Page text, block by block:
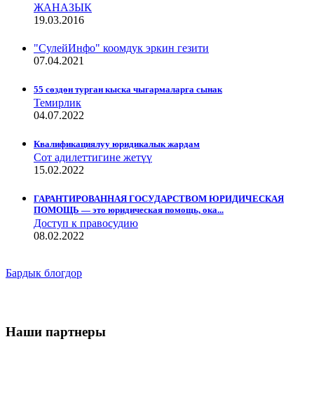
ЖАНАЗЫК
19.03.2016
"СулейИнфо" коомдук эркин гезити
07.04.2021
55 сөздөн турган кыска чыгармаларга сынак
Темирлик
04.07.2022
Квалификациялуу юридикалык жардам
Сот адилеттигине жетүү
15.02.2022
ГАРАНТИРОВАННАЯ ГОСУДАРСТВОМ ЮРИДИЧЕСКАЯ
ПОМОЩЬ — это юридическая помощь, ока...
Доступ к правосудию
08.02.2022
Бардык блогдор
Наши партнеры